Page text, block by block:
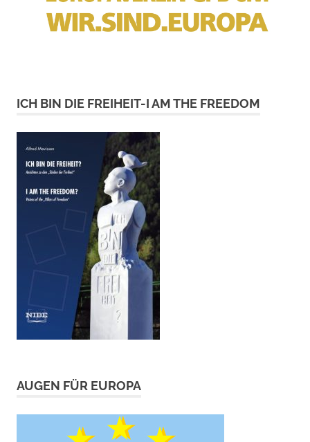
ICH BIN DIE FREIHEIT-I AM THE FREEDOM
AUGEN FÜR EUROPA